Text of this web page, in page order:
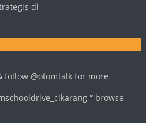
di
follow @otomtalk for more
“ browse